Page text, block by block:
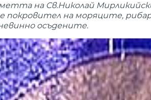
на Св.Николай
покровител на моряците,
осъдените.